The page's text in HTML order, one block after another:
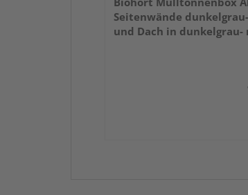
Seitenwände
und Dach in